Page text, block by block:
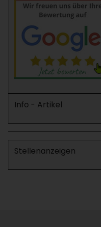
Info - Artikel
Stellenanzeigen